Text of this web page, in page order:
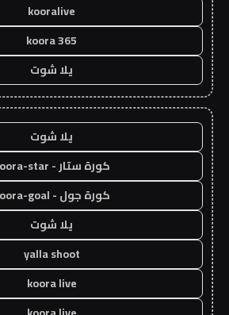
kooralive
koora 365
يلا شوت
يلا شوت
كورة ستار - koora-star
كورة جول - koora-goal
يلا شوت
yalla shoot
koora live